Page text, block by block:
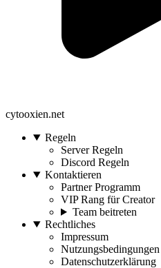
cytooxien.net
Regeln
Server Regeln
Discord Regeln
Kontaktieren
Partner Programm
VIP Rang für Creator
Team beitreten
Rechtliches
Impressum
Nutzungsbedingungen
Datenschutzerklärung